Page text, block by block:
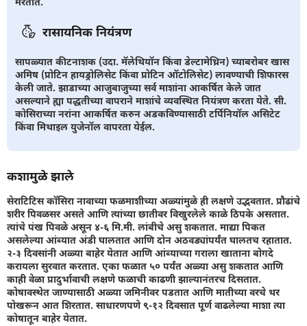
रासायनिक नियंत्रण
सापळ्यात कीटनाशक (उदा. मॅलेथियॉन किंवा डेल्टामेथ्रिन) च्याबरोबर खास
अमिष (प्रोटिन हायड्रोलिसेट किंवा प्रोटिन ऑटोलिसेट) लावण्याची शिफारस
केली जाते. झाडाच्या आजुबाजुच्या सर्व माशांना आकर्षित केले जात
असल्याने ह्या पद्धतीच्या वापराने माशांचे व्यवस्थित नियंत्रण करता येते. सी.
कोसिराच्या नरांना आकर्षित करुन अडकविण्यासाठी टर्पिनियॉल असिटेट
किंवा मिथाइल युजेनॉल वापरता येईल.
कशामुळे झाले
सेराटिटिस कॉसिरा नावाच्या फळमाशीच्या अळ्यांमुळे ही लक्षणे उद्भवतात. प्रौढांचे
शरीर पिवळसर असते आणि त्यांच्या छातीवर विखुरलेले काळे ठिपके असतात.
त्यांचे पंख पिवळे असून ४-६ मि.मी. लांबीचे असु शकतात. माद्या पिकत
असलेल्या आंब्यात अंडी घालतात आणि दोन अठवड्यांपर्यंत घालतच रहातात.
२-३ दिवसांनी अळ्या बाहेर येतात आणि आंब्याच्या गराला खाताना बोगदे
करायला सुरवात करतात. एका फळात ५० पर्यंत अळ्या असु शकतात आणि
काही वेळा प्रादुर्भावाची लक्षणे फळाची काढणी झाल्यानंतरच दिसतात.
कोषावस्थेत जाण्यासाठी अळ्या जमिनीवर पडतात आणि मातीच्या वरचे थर
पोखरून आत शिरतात. साधारणपणे ९-१२ दिवसात पूर्ण वाढलेल्या माशा त्या
कोषातून बाहेर येतात.